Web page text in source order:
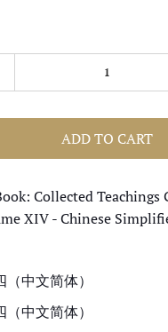
ADD TO CART
Collected
XIV - Chinese
中文简体）
中文简体）